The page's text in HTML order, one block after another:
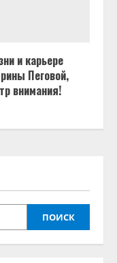
и карьере
Пеговой,
внимания!
ПОИСК